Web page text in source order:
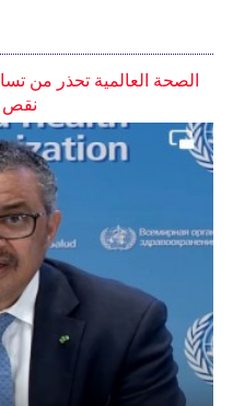
الصحة العالمية تحذر من
نقص